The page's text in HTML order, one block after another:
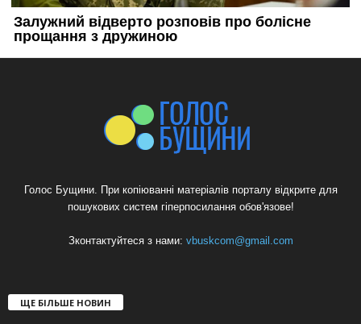
Голос Бущини. При копіюванні матеріалів порталу відкрите для
пошукових систем гіперпосилання обов'язове!
Зконтактуйтеся з нами: vbuskcom@gmail.com
ЩЕ БІЛЬШЕ НОВИН